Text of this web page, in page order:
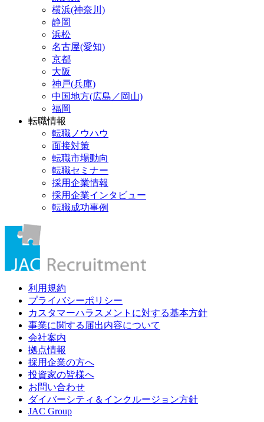
横浜(神奈川)
静岡
浜松
名古屋(愛知)
京都
大阪
神戸(兵庫)
中国地方(広島／岡山)
福岡
転職情報
転職ノウハウ
面接対策
転職市場動向
転職セミナー
採用企業情報
採用企業インタビュー
転職成功事例
利用規約
プライバシーポリシー
カスタマーハラスメントに対する基本方針
事業に関する届出内容について
会社案内
拠点情報
採用企業の方へ
投資家の皆様へ
お問い合わせ
ダイバーシティ＆インクルージョン方針
JAC Group